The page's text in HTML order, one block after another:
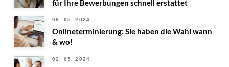
für Ihre Bewerbungen schnell erstattet
08. 05. 2024
Onlineterminierung: Sie haben die Wahl wann
& wo!
02. 05. 2024